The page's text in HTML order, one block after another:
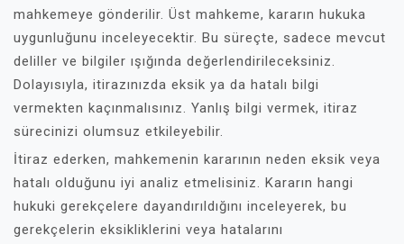
mahkemeye gönderilir. Üst mahkeme, kararın hukuka
uygunluğunu inceleyecektir. Bu süreçte, sadece mevcut
deliller ve bilgiler ışığında değerlendirileceksiniz.
Dolayısıyla, itirazınızda eksik ya da hatalı bilgi
vermekten kaçınmalısınız. Yanlış bilgi vermek, itiraz
sürecinizi olumsuz etkileyebilir.
İtiraz ederken, mahkemenin kararının neden eksik veya
hatalı olduğunu iyi analiz etmelisiniz. Kararın hangi
hukuki gerekçelere dayandırıldığını inceleyerek, bu
gerekçelerin eksikliklerini veya hatalarını